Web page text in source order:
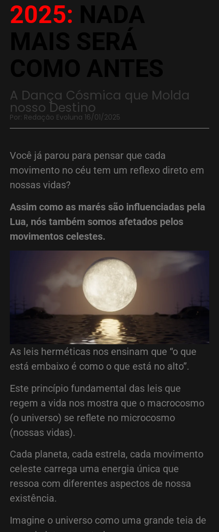
2025:
A Dança Cósmica que Molda
nosso Destino
Por: Redação Evoluna 16/01/2025
Você já parou para pensar que cada
movimento no céu tem um reflexo direto em
nossas vidas?
Assim como as marés são influenciadas pela
Lua, nós também somos afetados pelos
movimentos celestes.
As leis herméticas nos ensinam que “o que
está embaixo é como o que está no alto”.
Este princípio fundamental das leis que
regem a vida nos mostra que o macrocosmo
(o universo) se reflete no microcosmo
(nossas vidas).
Cada planeta, cada estrela, cada movimento
celeste carrega uma energia única que
ressoa com diferentes aspectos de nossa
existência.
Imagine o universo como uma grande teia de